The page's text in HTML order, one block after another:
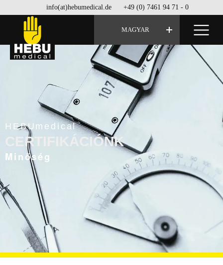
info(at)hebumedical.de +49 (0) 7461 94 71 - 0
MAGYAR
HEBUmedical
CERTIFIKÁCIÓNK
Minőség